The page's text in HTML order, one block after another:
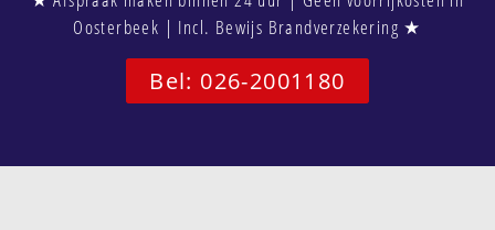
Oosterbeek | Incl. Bewijs Brandverzekering ★
Bel: 026-2001180